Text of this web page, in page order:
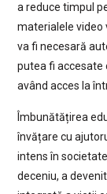
a reduce timpul
materialele video
va fi necesară
putea fi accesate
având acces la
Îmbunătățirea
învățare cu
intens în
deceniu, a